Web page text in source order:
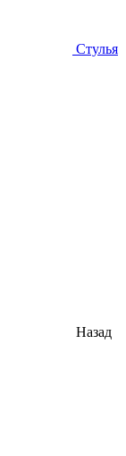
Стулья
Назад